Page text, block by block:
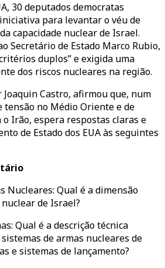
30 deputados democratas
para levantar o véu de
capacidade nuclear de Israel.
Secretário de Estado Marco Rubio,
duplos” e exigida uma
dos riscos nucleares na região.
Castro, afirmou que, num
tensão no Médio Oriente e de
Irão, espera respostas claras e
de Estado dos EUA às seguintes
Nucleares: Qual é a dimensão
de Israel?
Qual é a descrição técnica
de armas nucleares de
e sistemas de lançamento?